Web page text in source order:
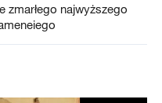
zmarłego najwyższego